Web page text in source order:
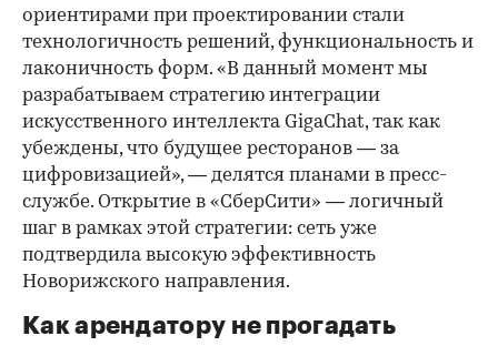
ориентирами при проектировании стали
технологичность решений, функциональность и
лаконичность форм. «В данный момент мы
разрабатываем стратегию интеграции
искусственного интеллекта GigaChat, так как
убеждены, что будущее ресторанов — за
цифровизацией», — делятся планами в пресс-
службе. Открытие в «СберСити» — логичный
шаг в рамках этой стратегии: сеть уже
подтвердила высокую эффективность
Новорижского направления.
Как арендатору не прогадать